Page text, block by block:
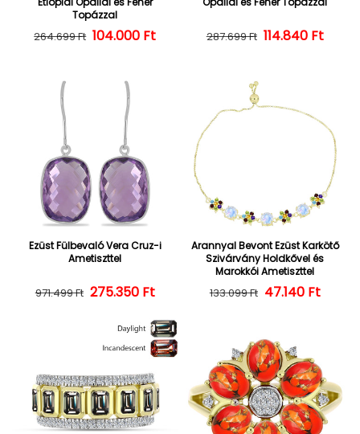
Topázzal
Normál ár
264.699 Ft Kedvezményes ár
104.000 Ft Normál ár
287.699 Ft 114.840 Ft
Ezüst Fülbevaló Vera Cruz-i
Ametiszttel
Normál ár
971.499 Ft Kedvezményes ár
275.350 Ft
Arannyal Bevont Ezüst Karkötő
Szivárvány Holdkővel és
Marokkói Ametiszttel
Normál ár
133.099 Ft 47.140 Ft